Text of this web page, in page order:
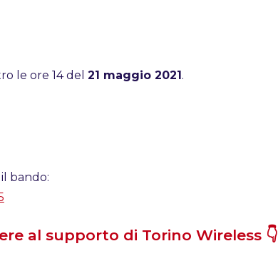
le ore 14 del 21 maggio 2021 .
bando:
al supporto di Torino Wireless 👇